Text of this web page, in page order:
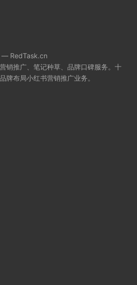
— RedTask.cn
销推广、笔记种草、品牌口碑服务。十
牌布局小红书营销推广业务。